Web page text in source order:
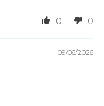
0 0
09/06/2026